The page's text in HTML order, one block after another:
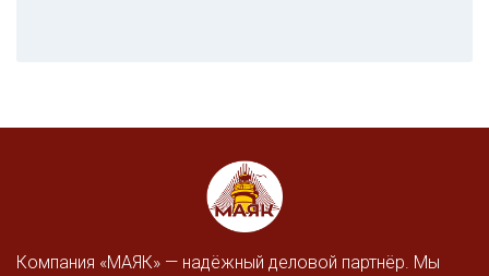
Компания «МАЯК» — надёжный деловой партнёр. Мы